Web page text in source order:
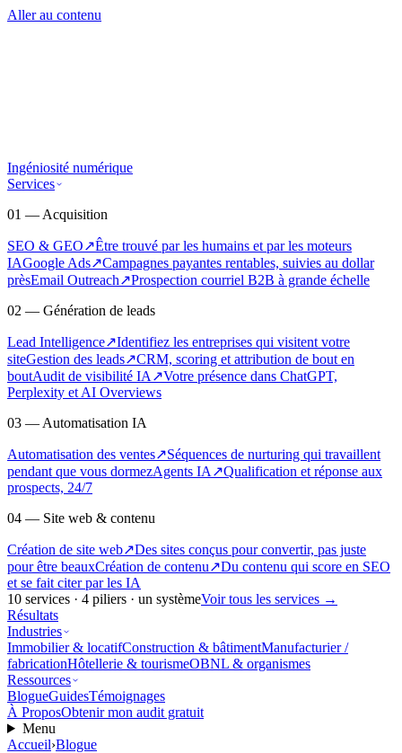
Aller au contenu
Ingéniosité numérique
Services
01 — Acquisition
SEO & GEO↗Être trouvé par les humains et par les moteurs
IAGoogle Ads↗Campagnes payantes rentables, suivies au dollar
prèsEmail Outreach↗Prospection courriel B2B à grande échelle
02 — Génération de leads
Lead Intelligence↗Identifiez les entreprises qui visitent votre
siteGestion des leads↗CRM, scoring et attribution de bout en
boutAudit de visibilité IA ↗Votre présence dans ChatGPT,
Perplexity et AI Overviews
03 — Automatisation IA
Automatisation des ventes↗Séquences de nurturing qui travaillent
pendant que vous dormezAgents IA ↗Qualification et réponse aux
prospects, 24/7
04 — Site web & contenu
Création de site web↗Des sites conçus pour convertir, pas juste
pour être beauxCréation de contenu↗Du contenu qui score en SEO
et se fait citer par les IA
10 services · 4 piliers · un systèmeVoir tous les services →
Résultats
Industries
Immobilier & locatifConstruction & bâtimentManufacturier /
fabricationHôtellerie & tourismeOBNL & organismes
Ressources
BlogueGuidesTémoignages
À ProposObtenir mon audit gratuit
Menu
Accueil›Blogue